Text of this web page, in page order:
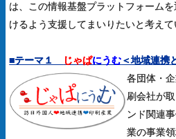
は、この情報基盤プラットフォーム
けるよう支援してまいりたいと考えて
■テーマ１ じゃぱにうむ＜地域連携
各団体・
刷会社が
ンド関連
業の事業